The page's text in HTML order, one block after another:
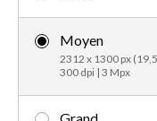
Moyen
2312 x 1300 px
300 dpi | 3 Mpx
Grand